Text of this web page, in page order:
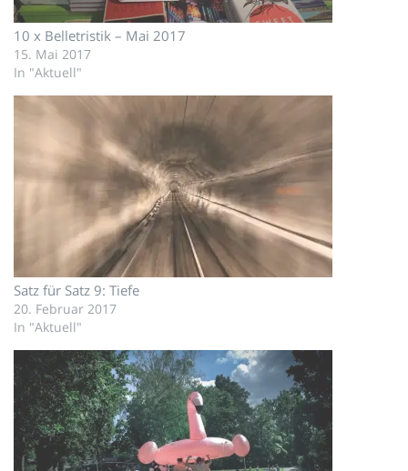
10 x Belletristik – Mai 2017
15. Mai 2017
In "Aktuell"
Satz für Satz 9: Tiefe
20. Februar 2017
In "Aktuell"